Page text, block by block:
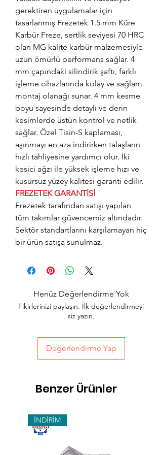
gerektiren uygulamalar için
tasarlanmış Frezetek 1.5 mm Küre
Karbür Freze, sertlik seviyesi 70 HRC
olan MG kalite karbür malzemesiyle
uzun ömürlü performans sağlar. 4
mm çapındaki silindirik şaftı, farklı
işleme cihazlarında kolay ve sağlam
montaj olanağı sunar. 4 mm kesme
boyu sayesinde detaylı ve derin
kesimlerde üstün kontrol ve netlik
sağlar. Özel Tisin-S kaplaması,
aşınmayı en aza indirirken talaşların
hızlı tahliyesine yardımcı olur. İki
kesici ağzı ile yüksek işleme hızı ve
kusursuz yüzey kalitesi garanti edilir.
FREZETEK GARANTİSİ
Frezetek tarafından satışı yapılan
tüm takımlar güvencemiz altındadır.
Sektör standartlarını karşılamayan hiç
bir ürün satışa sunulmaz.
Henüz Değerlendirme Yok
Fikirlerinizi paylaşın. İlk değerlendirmeyi
siz yazın.
Değerlendirme Yap
Benzer Ürünler
İNDİRİM